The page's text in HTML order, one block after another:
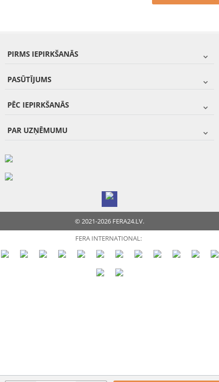
PIRMS IEPIRKŠANĀS
PASŪTĪJUMS
PĒC IEPIRKŠANĀS
PAR UZŅĒMUMU
© 2021-2026 FERA24.LV.
FERA INTERNATIONAL: